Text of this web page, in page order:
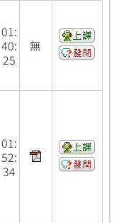
01:
40:
25
無
01:
52:
34